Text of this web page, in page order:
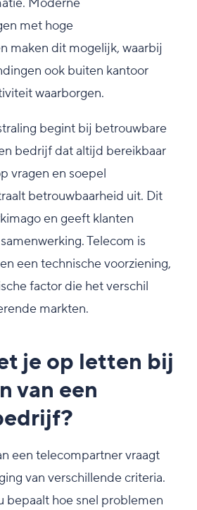
Moderne
met hoge
maken dit mogelijk, waarbij
ook buiten kantoor
waarborgen.
begint bij betrouwbare
bedrijf dat altijd bereikbaar
vragen en soepel
betrouwbaarheid uit. Dit
en geeft klanten
Telecom is
een technische voorziening,
factor die het verschil
markten.
je op letten bij
van een
een telecompartner vraagt
van verschillende criteria.
bepaalt hoe snel problemen